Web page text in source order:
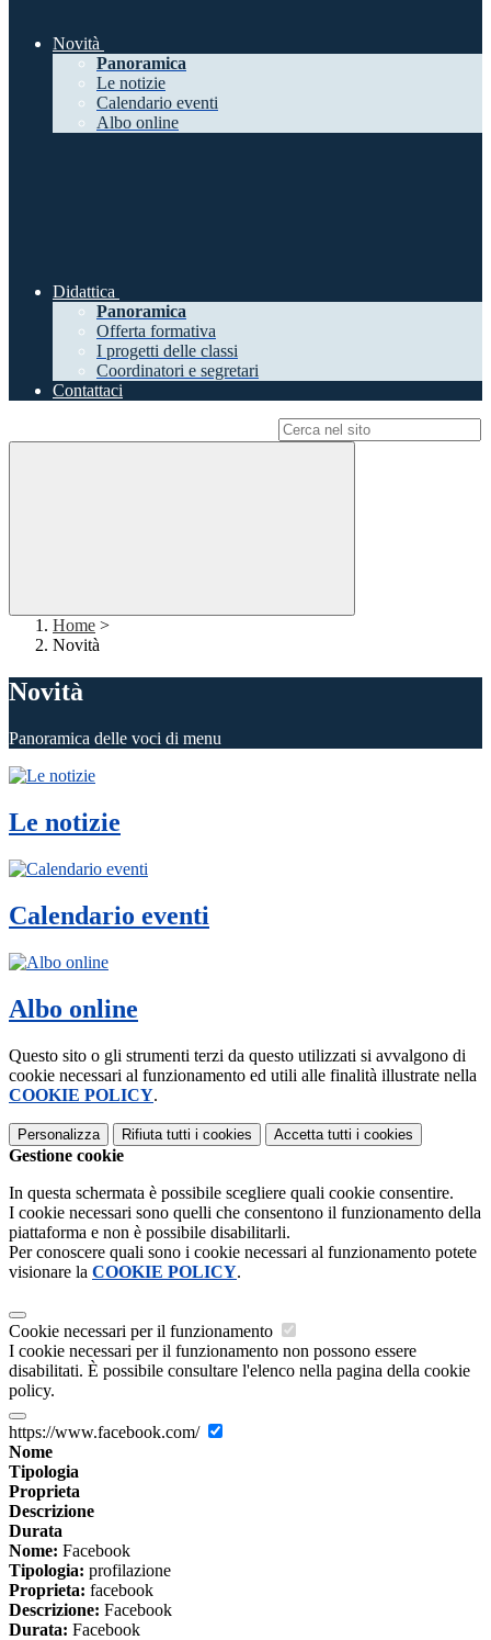
Novità
Panoramica
Le notizie
Calendario eventi
Albo online
Didattica
Panoramica
Offerta formativa
I progetti delle classi
Coordinatori e segretari
Contattaci
Home >
Novità
Novità
Panoramica delle voci di menu
Le notizie
Calendario eventi
Albo online
Questo sito o gli strumenti terzi da questo utilizzati si avvalgono di
cookie necessari al funzionamento ed utili alle finalità illustrate nella
COOKIE POLICY.
Personalizza Rifiuta tutti i cookies Accetta tutti i cookies
Gestione cookie
In questa schermata è possibile scegliere quali cookie consentire.
I cookie necessari sono quelli che consentono il funzionamento della
piattaforma e non è possibile disabilitarli.
Per conoscere quali sono i cookie necessari al funzionamento potete
visionare la COOKIE POLICY.
Cookie necessari per il funzionamento
I cookie necessari per il funzionamento non possono essere
disabilitati. È possibile consultare l'elenco nella pagina della cookie
policy.
https://www.facebook.com/
Nome
Tipologia
Proprieta
Descrizione
Durata
Nome: Facebook
Tipologia: profilazione
Proprieta: facebook
Descrizione: Facebook
Durata: Facebook